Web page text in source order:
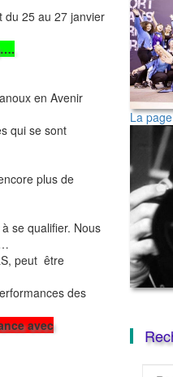
du 25 au 27 janvier
en Avenir
qui se sont
plus de
se qualifier. Nous
peut être
des
avec
La